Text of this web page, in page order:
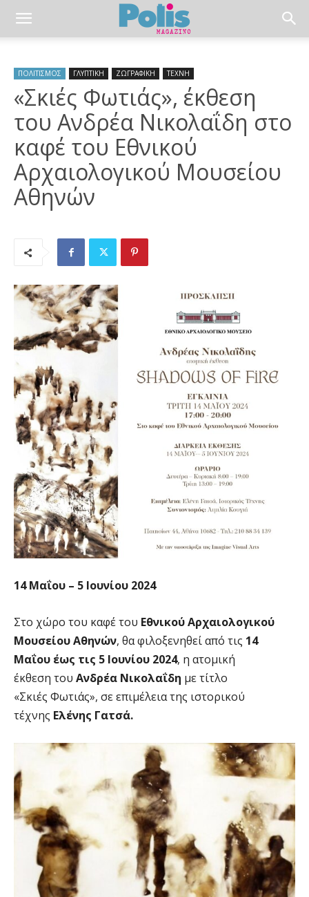
ΠΟΛΙΤΙΣΜΟΣ ΓΛΥΠΤΙΚΗ ΖΩΓΡΑΦΙΚΗ ΤΕΧΝΗ
«Σκιές Φωτιάς», έκθεση
του Ανδρέα Νικολαΐδη στο
καφέ του Εθνικού
Αρχαιολογικού Μουσείου
Αθηνών
14 Μαΐου – 5 Ιουνίου 2024
Στο χώρο του καφέ του Εθνικού Αρχαιολογικού
Μουσείου Αθηνών, θα φιλοξενηθεί από τις 14
Μαΐου έως τις 5 Ιουνίου 2024, η ατομική
έκθεση του Ανδρέα Νικολαΐδη με τίτλο
«Σκιές Φωτιάς», σε επιμέλεια της ιστορικού
τέχνης Ελένης Γατσά.